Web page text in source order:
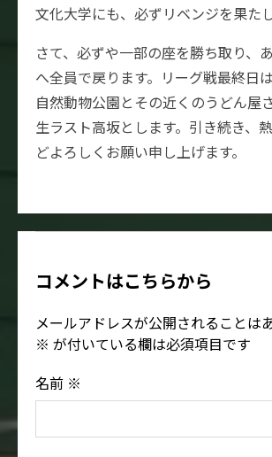
文化大学にも、必ずリベンジを果たし
さて、必ずや一部の座を勝ち取り、
へ全員で戻ります。リーグ戦最終日
自然動物公園とその近くのうどん屋
生ラスト高坂とします。引き続き、
どよろしくお願い申し上げます。
コメントはこちらから
メールアドレスが公開されることは
※ が付いている欄は必須項目です
名前 ※